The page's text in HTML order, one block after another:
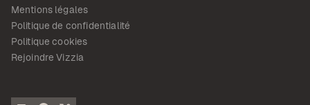
Mentions légales
Politique de confidentialité
Politique cookies
Rejoindre Vizzia